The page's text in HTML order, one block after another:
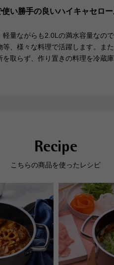
※マルチポットの
ソースパン・フラ
は70℃です。ご使用
使い勝手の良いハイキャセロ
軽量ながらも2.0Lの満水容量なの
等、様々な料理で活躍します。ま
を取らず、作り置きの料理を冷蔵
Recipe
こちらの商品を使ったレシピ